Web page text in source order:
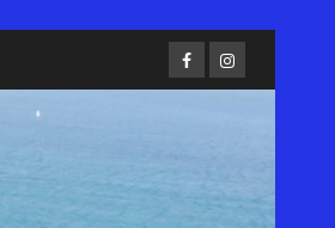
FacebookInstagram